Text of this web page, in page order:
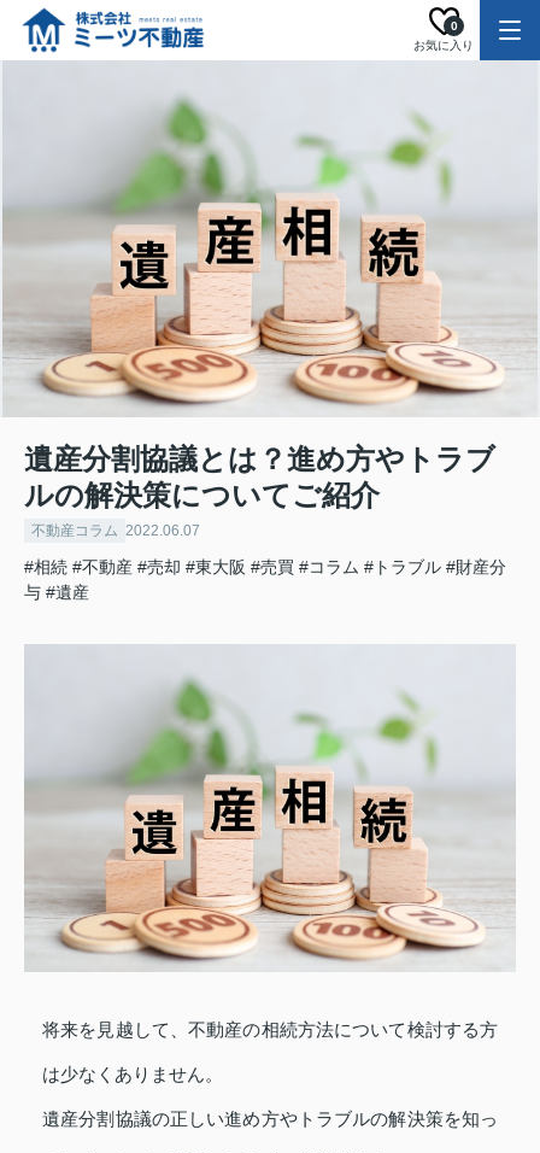
お気に入り
0
遺産分割協議とは？進め方やトラブ
ルの解決策についてご紹介
不動産コラム 2022.06.07
#相続 #不動産 #売却 #東大阪 #売買 #コラム #トラブル #財産分
与 #遺産
将来を見越して、不動産の相続方法について検討する方
は少なくありません。
遺産分割協議の正しい進め方やトラブルの解決策を知っ